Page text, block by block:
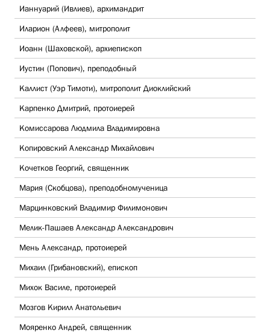
Ианнуарий (Ивлиев), архимандрит
Иларион (Алфеев), митрополит
Иоанн (Шаховской), архиепископ
Иустин (Попович), преподобный
Каллист (Уэр Тимоти), митрополит Диоклийский
Карпенко Дмитрий, протоиерей
Комиссарова Людмила Владимировна
Копировский Александр Михайлович
Кочетков Георгий, священник
Мария (Скобцова), преподобномученица
Марцинковский Владимир Филимонович
Мелик-Пашаев Александр Александрович
Мень Александр, протоиерей
Михаил (Грибановский), епископ
Михок Василе, протоиерей
Мозгов Кирилл Анатольевич
Мояренко Андрей, священник